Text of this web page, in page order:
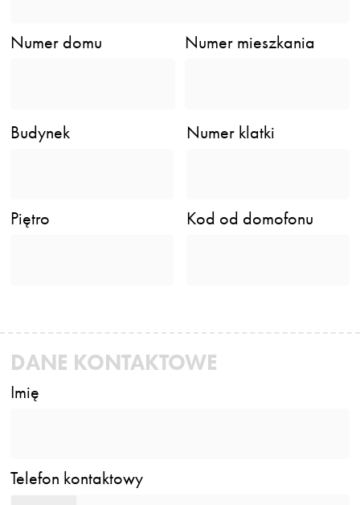
Numer domu Numer mieszkania
Budynek Numer klatki
Piętro Kod od domofonu
DANE KONTAKTOWE
Imię
Telefon kontaktowy